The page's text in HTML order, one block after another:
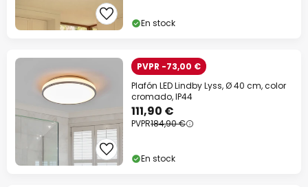
En stock
PVPR -73,00 €
Plafón LED Lindby Lyss, Ø 40 cm, color
cromado, IP44
111,90 €
PVPR184,90 €
En stock